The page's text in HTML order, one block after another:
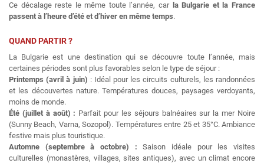
Ce décalage reste le même toute l’année, car la Bulgarie et la France
passent à l’heure d’été et d’hiver en même temps.
QUAND PARTIR ?
La Bulgarie est une destination qui se découvre toute l’année, mais
certaines périodes sont plus favorables selon le type de séjour :
Printemps (avril à juin) : Idéal pour les circuits culturels, les randonnées
et les découvertes nature. Températures douces, paysages verdoyants,
moins de monde.
Été (juillet à août) : Parfait pour les séjours balnéaires sur la mer Noire
(Sunny Beach, Varna, Sozopol). Températures entre 25 et 35°C. Ambiance
festive mais plus touristique.
Automne (septembre à octobre) :Saison idéale pour les visites
culturelles (monastères, villages, sites antiques), avec un climat encore